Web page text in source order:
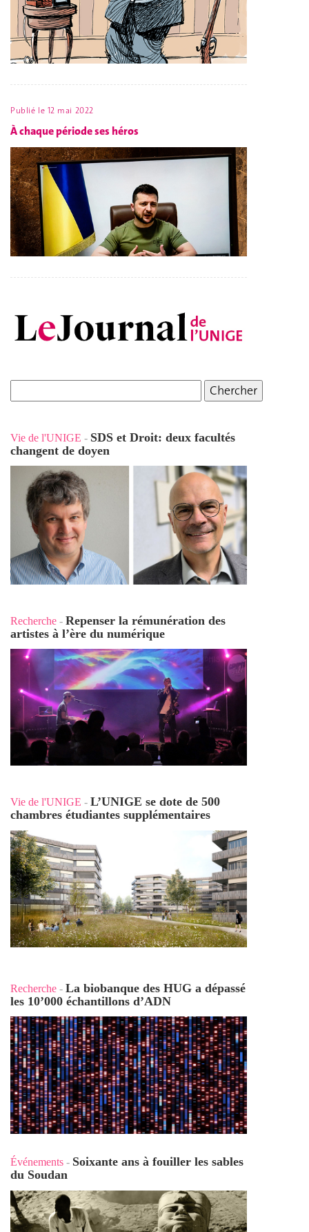
Publié le 12 mai 2022
À chaque période ses héros
Vie de l'UNIGE - SDS et Droit: deux facultés
changent de doyen
Recherche - Repenser la rémunération des
artistes à l’ère du numérique
Vie de l'UNIGE - L’UNIGE se dote de 500
chambres étudiantes supplémentaires
Recherche - La biobanque des HUG a dépassé
les 10’000 échantillons d’ADN
Événements - Soixante ans à fouiller les sables
du Soudan